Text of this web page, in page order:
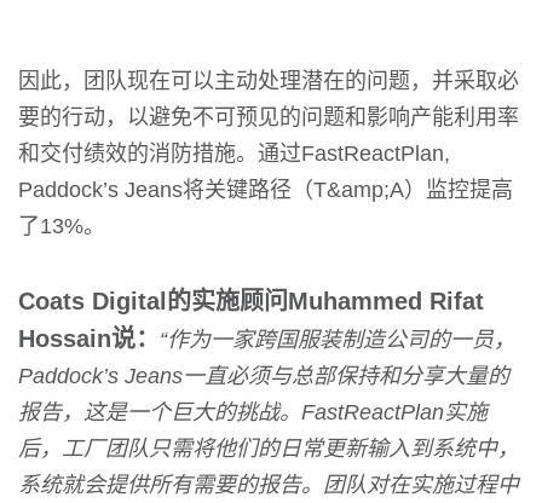
因此，团队现在可以主动处理潜在的问题，并采取必
要的行动，以避免不可预见的问题和影响产能利用率
和交付绩效的消防措施。通过FastReactPlan,
Paddock’s Jeans将关键路径（T&amp;A）监控提高
了13%。
Coats Digital的实施顾问Muhammed Rifat
Hossain说： “作为一家跨国服装制造公司的一员，
Paddock’s Jeans一直必须与总部保持和分享大量的
报告，这是一个巨大的挑战。FastReactPlan实施
后，工厂团队只需将他们的日常更新输入到系统中，
系统就会提供所有需要的报告。团队对在实施过程中